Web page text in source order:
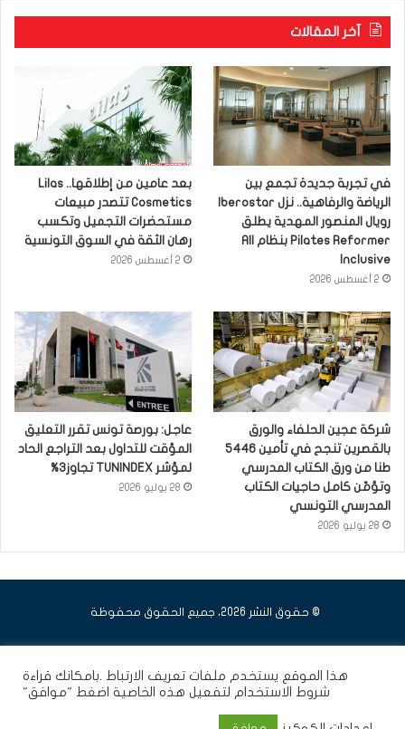
آخر المقالات
في تجربة جديدة تجمع بين
رويال المنصور المهدية يطلق
Pilates Reformer بنظام All
Inclusive
2 أغسطس 2026
بعد عامين من إطلاقها.. Lilas
Cosmetics تتصدر مبيعات
مستحضرات التجميل وتكسب
رهان الثقة في السوق التونسية
2 أغسطس 2026
شركة عجين الحلفاء والورق
بالقصرين تنجح في تأمين 5446
طنا من ورق الكتاب المدرسي
وتؤمّن كامل حاجيات الكتاب
المدرسي التونسي
28 يوليو 2026
عاجل: بورصة تونس تقرر التعليق
المؤقت للتداول بعد التراجع الحاد
لمؤشر TUNINDEX تجاوز3%
28 يوليو 2026
© حقوق النشر 2026، جميع الحقوق محفوظة
هذا الموقع يستخدم ملفات تعريف الارتباط .بامكانك قراءة
شروط الاستخدام لتفعيل هذه الخاصية اضغط "موافق"